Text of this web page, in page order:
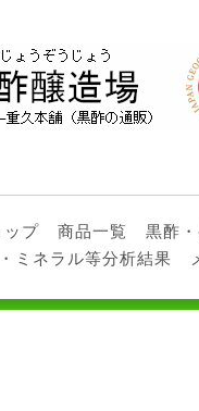
ップ 商品一覧 黒酢
ミネラル等分析結果